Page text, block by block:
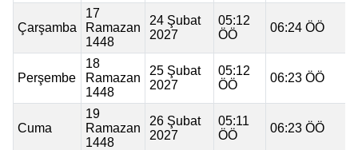
Çarşamba
17
Ramazan
1448
24 Şubat
2027
05:12
ÖÖ
06:24 ÖÖ
Perşembe
18
Ramazan
1448
25 Şubat
2027
05:12
ÖÖ
06:23 ÖÖ
Cuma
19
Ramazan
1448
26 Şubat
2027
05:11
ÖÖ
06:23 ÖÖ